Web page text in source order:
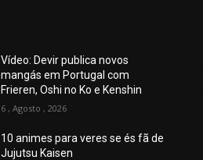
Vídeo: Devir publica novos
mangás em Portugal com
Frieren, Oshi no Ko e Kenshin
6 , Agosto , 2026
10 animes para veres se és fã de
Jujutsu Kaisen